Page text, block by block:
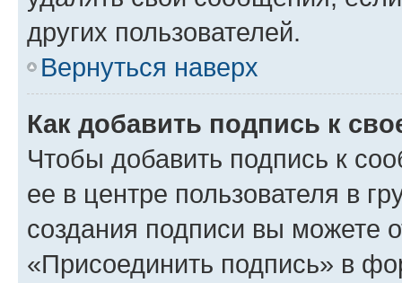
других пользователей.
Вернуться наверх
Как добавить подпись к
Чтобы добавить подпись к
ее в центре пользователя в
создания подписи вы можете
«Присоединить подпись» в